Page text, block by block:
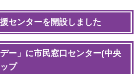
センターを開設しました
デー」に市民窓口センター(中央
プ